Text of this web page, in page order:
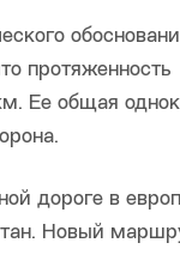
протяженность
Ее общая
дороге в
Новый